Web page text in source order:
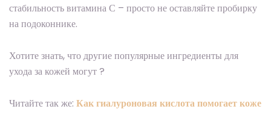
стабильность витамина С – просто не оставляйте пробирку
на подоконнике.
Хотите знать, что другие популярные ингредиенты для
ухода за кожей могут ?
Читайте так же: Как гиалуроновая кислота помогает коже